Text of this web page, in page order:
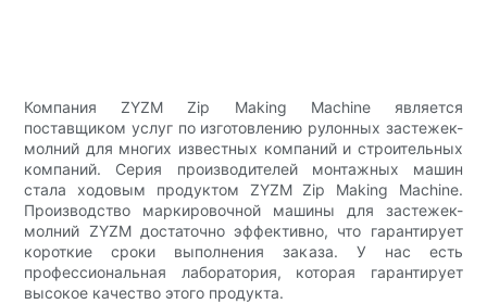
Компания ZYZM Zip Making Machine является
поставщиком услуг по изготовлению рулонных застежек-
молний для многих известных компаний и строительных
компаний. Серия производителей монтажных машин
стала ходовым продуктом ZYZM Zip Making Machine.
Производство маркировочной машины для застежек-
молний ZYZM достаточно эффективно, что гарантирует
короткие сроки выполнения заказа. У нас есть
профессиональная лаборатория, которая гарантирует
высокое качество этого продукта.